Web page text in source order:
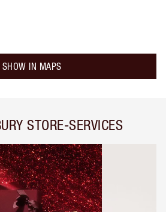
SHOW IN MAPS
STORE-SERVICES